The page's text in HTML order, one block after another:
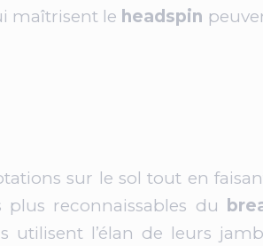
maîtrisent le headspin
sur le sol tout en
reconnaissables du
utilisent l’élan de leurs